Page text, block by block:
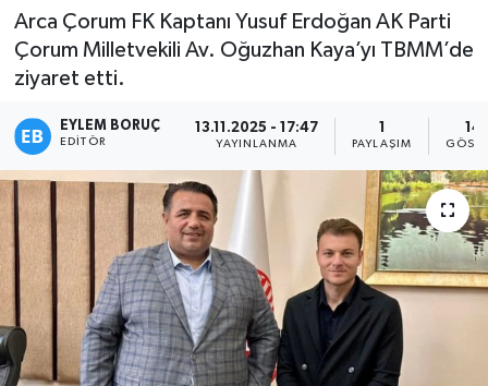
Arca Çorum FK Kaptanı Yusuf Erdoğan AK Parti
Çorum Milletvekili Av. Oğuzhan Kaya’yı TBMM’de
ziyaret etti.
EYLEM BORUÇ
EDITÖR
13.11.2025 - 17:47
YAYINLANMA
1
PAYLAŞIM